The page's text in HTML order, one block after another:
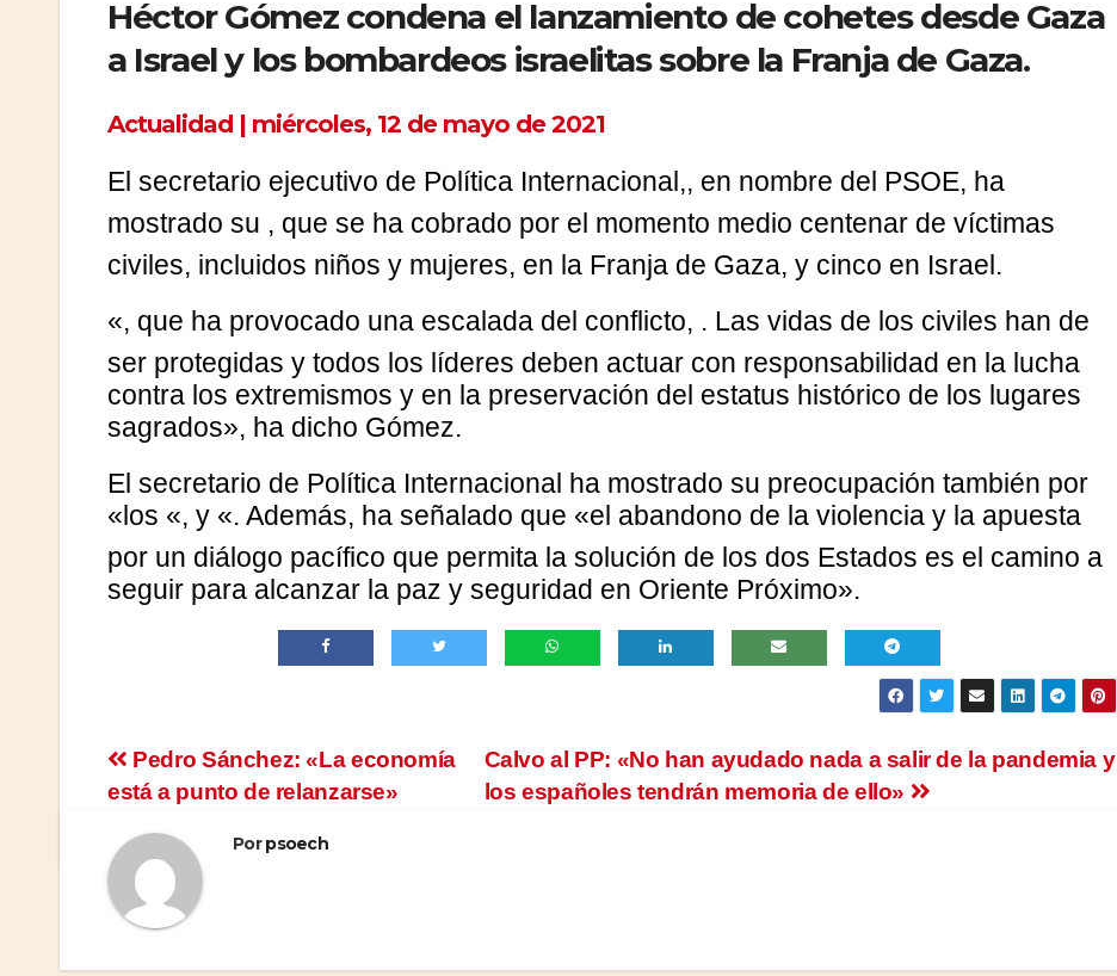
Héctor Gómez condena el lanzamiento de cohetes desde Gaza
a Israel y los bombardeos israelitas sobre la Franja de Gaza.
Actualidad | miércoles, 12 de mayo de 2021
El secretario ejecutivo de Política Internacional,, en nombre del PSOE, ha
mostrado su , que se ha cobrado por el momento medio centenar de víctimas
civiles, incluidos niños y mujeres, en la Franja de Gaza, y cinco en Israel.
«, que ha provocado una escalada del conflicto, . Las vidas de los civiles han de
ser protegidas y todos los líderes deben actuar con responsabilidad en la lucha
contra los extremismos y en la preservación del estatus histórico de los lugares
sagrados», ha dicho Gómez.
El secretario de Política Internacional ha mostrado su preocupación también por
«los «, y «. Además, ha señalado que «el abandono de la violencia y la apuesta
por un diálogo pacífico que permita la solución de los dos Estados es el camino a
seguir para alcanzar la paz y seguridad en Oriente Próximo».
Navegación
entradas
Calvo al PP: «No han ayudado nada a salir de la pandemia y
los españoles tendrán memoria de ello»
Pedro Sánchez: «La economía
está a punto de relanzarse»
Porpsoech